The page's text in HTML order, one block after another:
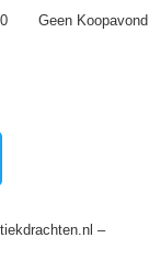
Geen Koopavond
–